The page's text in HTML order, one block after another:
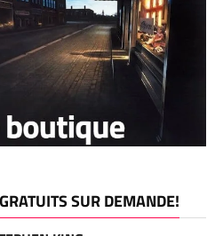
SUR DEMANDE!